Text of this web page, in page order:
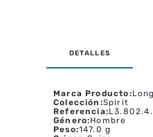
Marca Producto:
Colección :Spirit
Referencia:
Género:Hombre
Peso:147.0 g